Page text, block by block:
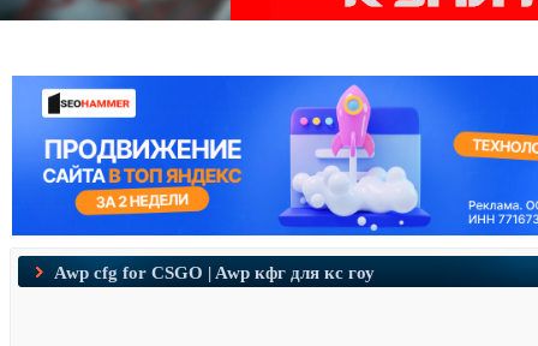
Awp cfg for CSGO | Awp кфг для кс гоу